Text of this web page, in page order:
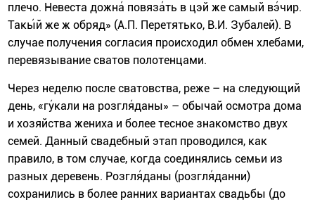
плечо. Невеста дожна́ повяза́ть в цэй же самый вэ́чир.
Такы́й же ж обряд» (А.П. Перетятько, В.И. Зубалей). В
случае получения согласия происходил обмен хлебами,
перевязывание сватов полотенцами.
Через неделю после сватовства, реже – на следующий
день, «гу́кали на розгля́даны» – обычай осмотра дома
и хозяйства жениха и более тесное знакомство двух
семей. Данный свадебный этап проводился, как
правило, в том случае, когда соединялись семьи из
разных деревень. Розгля́даны (розгля́данни)
сохранились в более ранних вариантах свадьбы (до